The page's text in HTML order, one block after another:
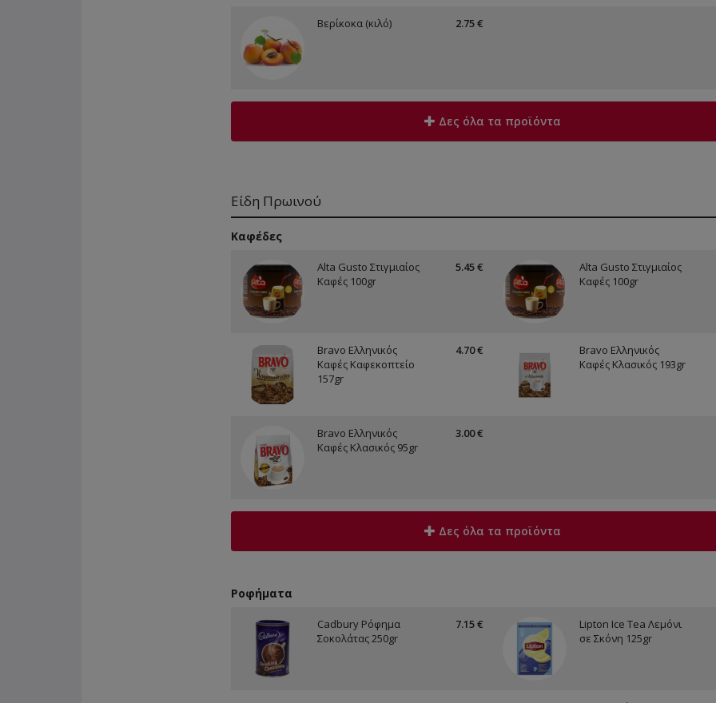
Βερίκοκα (κιλό) 2.75 €
Δες όλα τα προϊόντα
Είδη Πρωινού
Καφέδες
Alta Gusto Στιγμιαίος
Καφές 100gr
5.45 €
Alta Gusto Στιγμιαίος
Καφές 100gr
Bravo Ελληνικός
Καφές Καφεκοπτείο
157gr
4.70 €
Bravo Ελληνικός
Καφές Κλασικός 193gr
Bravo Ελληνικός
Καφές Κλασικός 95gr
3.00 €
Δες όλα τα προϊόντα
Ροφήματα
Cadbury Ρόφημα
Σοκολάτας 250gr
7.15 €
Lipton Ice Tea Λεμόνι
σε Σκόνη 125gr